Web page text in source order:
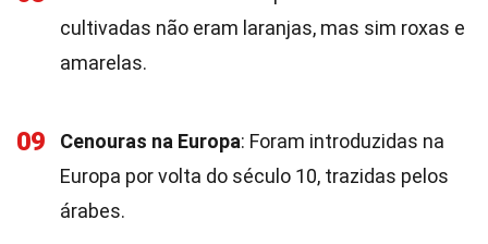
cultivadas não eram laranjas, mas sim roxas e
amarelas.
09 Cenouras na Europa: Foram introduzidas na
Europa por volta do século 10, trazidas pelos
árabes.